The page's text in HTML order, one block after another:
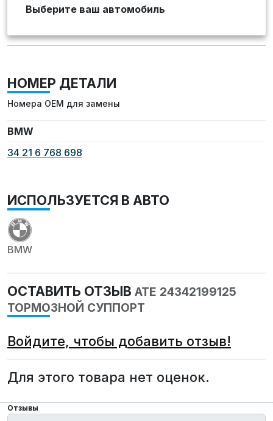
Выберите ваш автомобиль
НОМЕР ДЕТАЛИ
Номера OEM для замены
BMW
34 21 6 768 698
ИСПОЛЬЗУЕТСЯ В АВТО
BMW
ОСТАВИТЬ ОТЗЫВ ATE 24342199125
ТОРМОЗНОЙ СУППОРТ
Войдите, чтобы добавить отзыв!
Для этого товара нет оценок.
Отзывы